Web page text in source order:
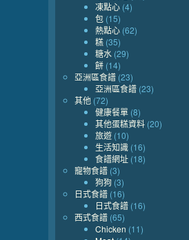
凍點心 (4)
包 (15)
熱點心 (62)
糕 (35)
糖水 (29)
餅 (14)
亞洲區食譜 (23)
亞洲區食譜 (23)
其他 (72)
健康餐單 (8)
其他蛋糕資料 (20)
旅遊 (10)
生活知識 (16)
食譜網址 (18)
寵物食譜 (3)
狗狗 (3)
日式食譜 (16)
日式食譜 (16)
西式食譜 (65)
Chicken (11)